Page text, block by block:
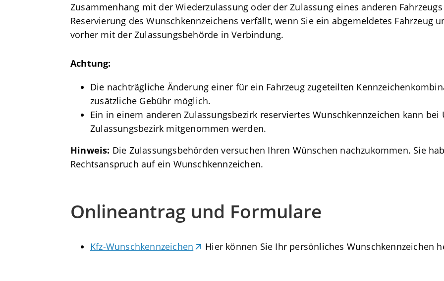
Zusammenhang mit der Wiederzulassung oder der Zulassung eines anderen
Reservierung des Wunschkennzeichens verfällt, wenn Sie ein abgemeldetes Fahrzeug
vorher mit der Zulassungsbehörde in Verbindung.
Achtung:
Die nachträgliche Änderung einer für ein Fahrzeug zugeteilten
zusätzliche Gebühr möglich.
Ein in einem anderen Zulassungsbezirk reserviertes Wunschkennzeichen kann
Zulassungsbezirk mitgenommen werden.
Hinweis: Die Zulassungsbehörden versuchen Ihren Wünschen nachzukommen. Sie
Rechtsanspruch auf ein Wunschkennzeichen.
Onlineantrag und Formulare
Kfz-Wunschkennzeichen Hier können Sie Ihr persönliches Wunschkennzeichen